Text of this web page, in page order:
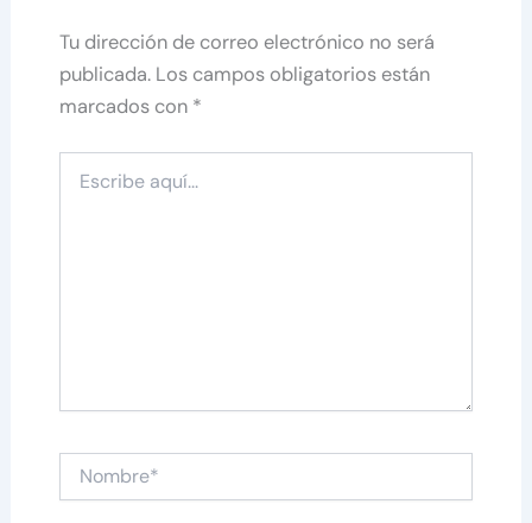
Tu dirección de correo electrónico no será
publicada. Los campos obligatorios están
marcados con *
aquí...